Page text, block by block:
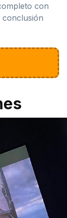
con
conclusión